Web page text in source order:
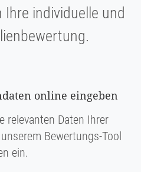
individuelle und
online eingeben
relevanten Daten Ihrer
Bewertungs-Tool
ein.